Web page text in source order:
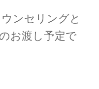
ンセリングと
お渡し予定で